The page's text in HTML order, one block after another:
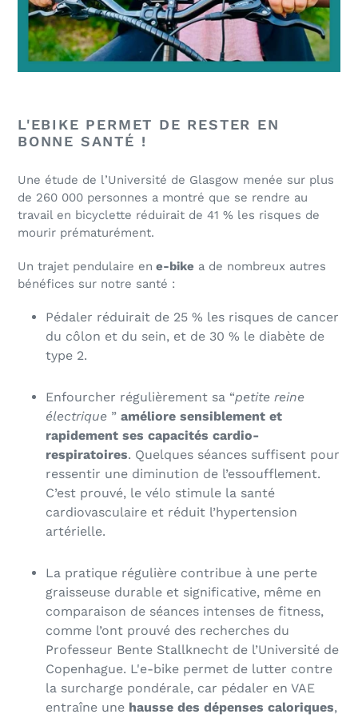
L'EBIKE PERMET DE RESTER EN
BONNE SANTÉ !
Une étude de l’Université de Glasgow menée sur plus
de 260 000 personnes a montré que se rendre au
travail en bicyclette réduirait de 41 % les risques de
mourir prématurément.
Un trajet pendulaire en e-bike a de nombreux autres
bénéfices sur notre santé :
Pédaler réduirait de 25 % les risques de cancer
du côlon et du sein, et de 30 % le diabète de
type 2.
Enfourcher régulièrement sa “petite reine
électrique ” améliore sensiblement et
rapidement ses capacités cardio-
respiratoires. Quelques séances suffisent pour
ressentir une diminution de l’essoufflement.
C’est prouvé, le vélo stimule la santé
cardiovasculaire et réduit l’hypertension
artérielle.
La pratique régulière contribue à une perte
graisseuse durable et significative, même en
comparaison de séances intenses de fitness,
comme l’ont prouvé des recherches du
Professeur Bente Stallknecht de l’Université de
Copenhague. L'e-bike permet de lutter contre
la surcharge pondérale, car pédaler en VAE
entraîne une hausse des dépenses caloriques,